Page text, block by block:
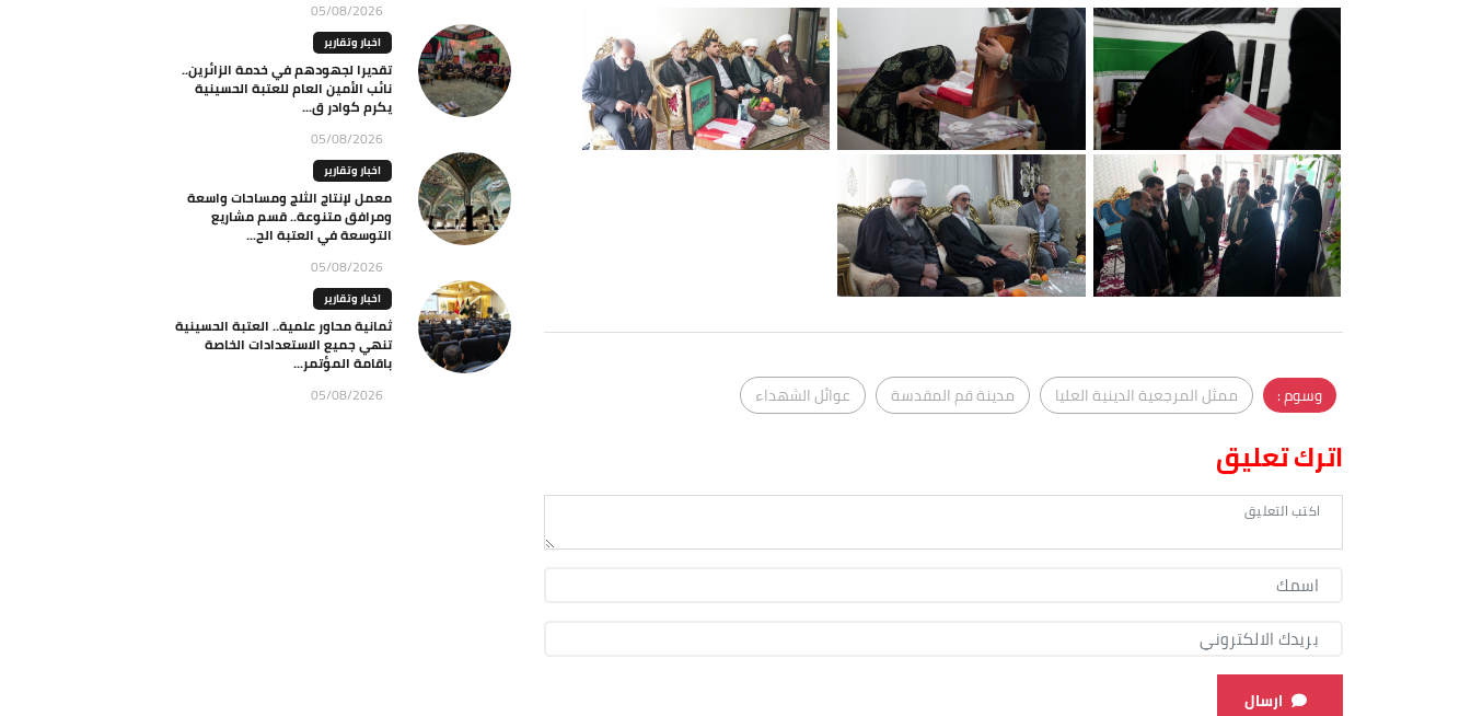
وسوم : ممثل المرجعية الدينية العليا مدينة قم المقدسة عوائل الشهداء
اترك تعليق
ارسال
05/08/2026
اخبار وتقارير
تقديرا لجهودهم في خدمة الزائرين..
نائب الأمين العام للعتبة الحسينية
يكرم كوادر ق...
05/08/2026
اخبار وتقارير
معمل لإنتاج الثلج ومساحات واسعة
ومرافق متنوعة.. قسم مشاريع
التوسعة في العتبة الح...
05/08/2026
اخبار وتقارير
ثمانية محاور علمية.. العتبة الحسينية
تنهي جميع الاستعدادات الخاصة
باقامة المؤتمر...
05/08/2026